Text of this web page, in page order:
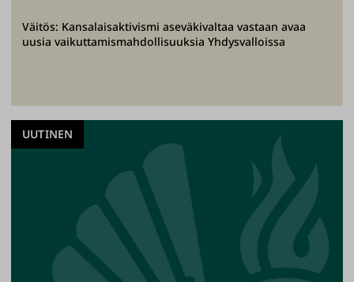
Väitös: Kansalaisaktivismi aseväkivaltaa vastaan avaa
uusia vaikuttamismahdollisuuksia Yhdysvalloissa
UUTINEN